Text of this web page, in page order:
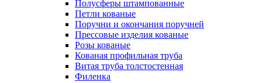
Полусферы штампованные
Петли кованые
Поручни и окончания поручней
Прессовые изделия кованые
Розы кованые
Кованая профильная труба
Витая труба толстостенная
Филенка